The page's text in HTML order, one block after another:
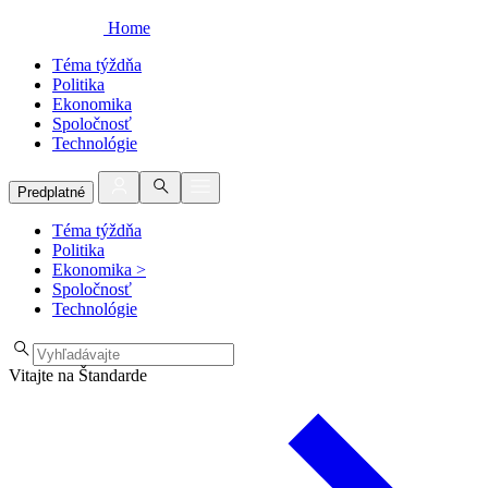
Home
Téma týždňa
Politika
Ekonomika
Spoločnosť
Technológie
Predplatné
Téma týždňa
Politika
Ekonomika >
Spoločnosť
Technológie
Vitajte na Štandarde